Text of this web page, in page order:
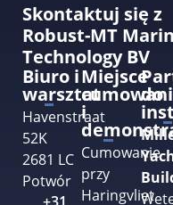
Skontaktuj się z
Robust-MT
Technology BV
Biuro i
warsztat
Havenstraat
52K
2681 LC
Potwór
Miejsce
i
Cumowanie
przy
Haringvliet
do